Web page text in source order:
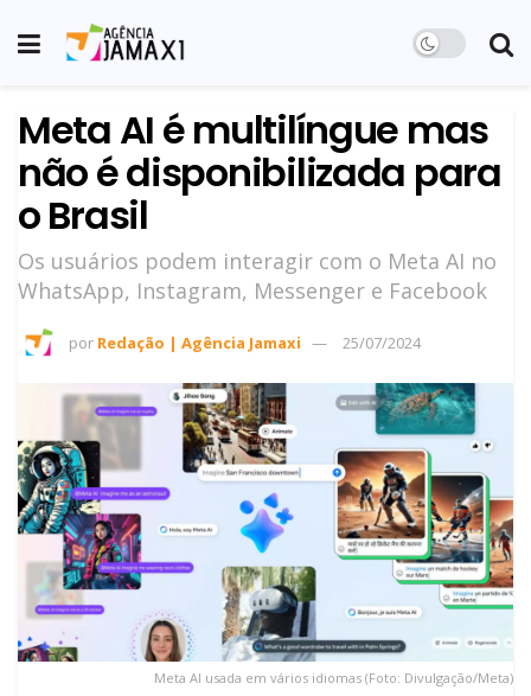
Meta AI é multilíngue mas
não é disponibilizada para
o Brasil
Os usuários podem interagir com o Meta AI no
WhatsApp, Instagram, Messenger e Facebook
por Redação | Agência Jamaxi 25/07/2024
Meta AI usada em vários idiomas (Foto: Divulgação/Meta)